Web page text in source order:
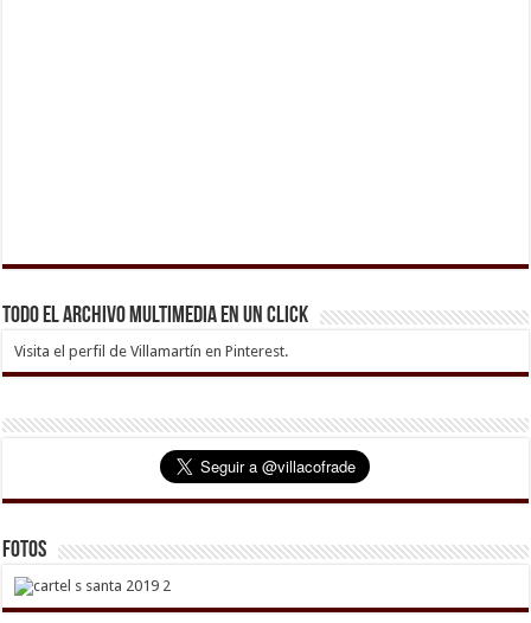
Todo el archivo multimedia en un click
Visita el perfil de Villamartín en Pinterest.
Fotos